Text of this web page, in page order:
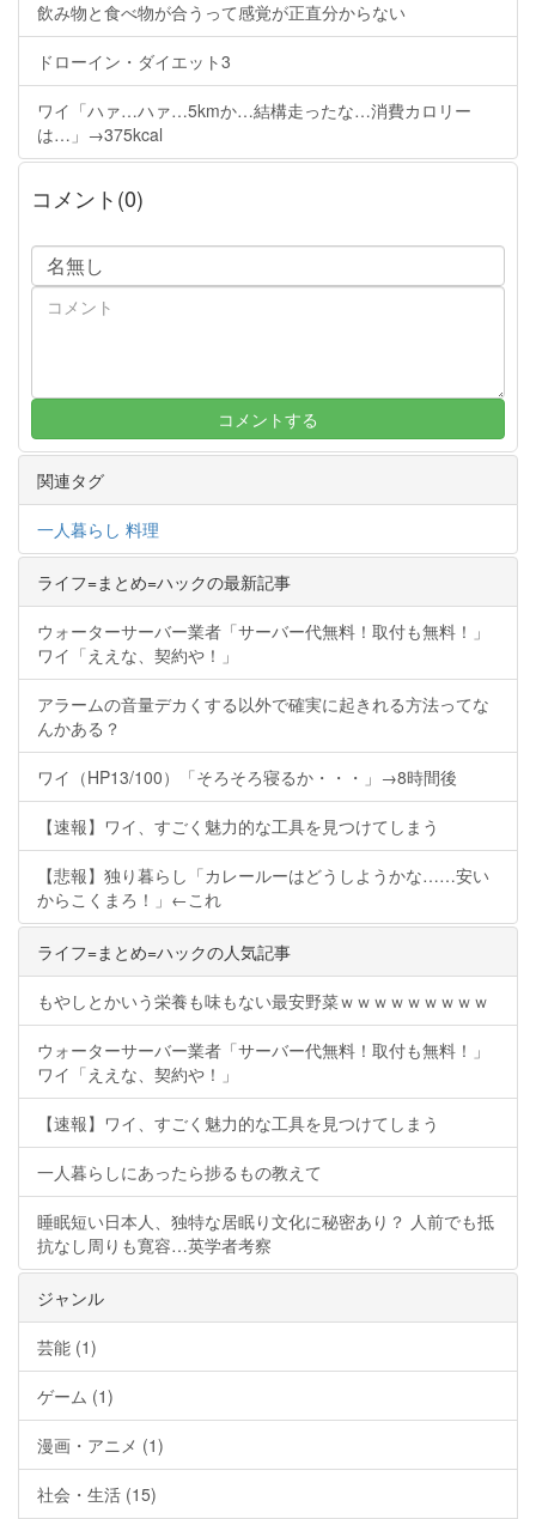
飲み物と食べ物が合うって感覚が正直分からない
ドローイン・ダイエット3
ワイ「ハァ…ハァ…5kmか…結構走ったな…消費カロリー
は…」→375kcal
コメント(0)
関連タグ
一人暮らし 料理
ライフ=まとめ=ハックの最新記事
ウォーターサーバー業者「サーバー代無料！取付も無料！」
ワイ「ええな、契約や！」
アラームの音量デカくする以外で確実に起きれる方法ってな
んかある？
ワイ（HP13/100）「そろそろ寝るか・・・」→8時間後
【速報】ワイ、すごく魅力的な工具を見つけてしまう
【悲報】独り暮らし「カレールーはどうしようかな……安い
からこくまろ！」←これ
ライフ=まとめ=ハックの人気記事
もやしとかいう栄養も味もない最安野菜ｗｗｗｗｗｗｗｗｗ
ウォーターサーバー業者「サーバー代無料！取付も無料！」
ワイ「ええな、契約や！」
【速報】ワイ、すごく魅力的な工具を見つけてしまう
一人暮らしにあったら捗るもの教えて
睡眠短い日本人、独特な居眠り文化に秘密あり？ 人前でも抵
抗なし周りも寛容…英学者考察
ジャンル
芸能 (1)
ゲーム (1)
漫画・アニメ (1)
社会・生活 (15)